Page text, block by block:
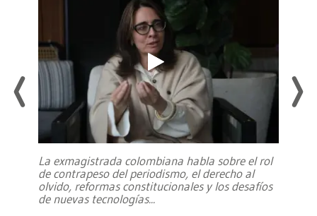
La exmagistrada colombiana habla sobre el rol
de contrapeso del periodismo, el derecho al
olvido, reformas constitucionales y los desafíos
de nuevas tecnologías...